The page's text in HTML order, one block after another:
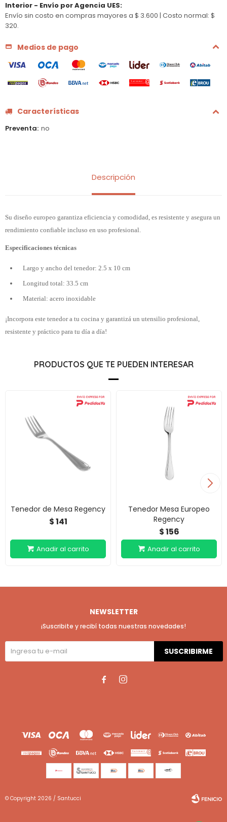
Interior - Envío por Agencia UES:
Envío sin costo en compras mayores a $ 3.600 | Costo normal: $
320.
Medios de pago
Características
Preventa no
Descripción
Su diseño europeo garantiza eficiencia y comodidad, es resistente y asegura un
rendimiento confiable incluso en uso profesional.
Especificaciones técnicas
Largo y ancho del tenedor: 2.5 x 10 cm
Longitud total: 33.5 cm
Material: acero inoxidable
¡Incorpora este tenedor a tu cocina y garantizá un utensilio profesional,
resistente y práctico para tu día a día!
PRODUCTOS QUE TE PUEDEN INTERESAR
Tenedor de Mesa Regency
$141
Tenedor Mesa Europeo
Regency
$156
NEWSLETTER
¡Suscribite y recibí todas nuestras novedades!
SUSCRIBIRME
 
© Copyright 2026 / Santucci